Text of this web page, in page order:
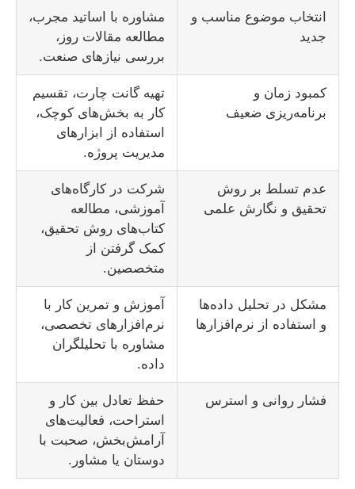
انتخاب موضوع مناسب و
جدید
مشاوره با اساتید مجرب،
مطالعه مقالات روز،
بررسی نیازهای صنعت.
کمبود زمان و
برنامه‌ریزی ضعیف
تهیه گانت چارت، تقسیم
کار به بخش‌های کوچک،
استفاده از ابزارهای
مدیریت پروژه.
عدم تسلط بر روش
تحقیق و نگارش علمی
شرکت در کارگاه‌های
آموزشی، مطالعه
کتاب‌های روش تحقیق،
کمک گرفتن از
متخصصین.
مشکل در تحلیل داده‌ها
و استفاده از نرم‌افزارها
آموزش و تمرین کار با
نرم‌افزارهای تخصصی،
مشاوره با تحلیلگران
داده.
فشار روانی و استرس
حفظ تعادل بین کار و
استراحت، فعالیت‌های
آرامش‌بخش، صحبت با
دوستان یا مشاور.